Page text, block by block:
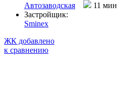
Автозаводская
11 мин
Застройщик:
Sminex
ЖК добавлено
к сравнению